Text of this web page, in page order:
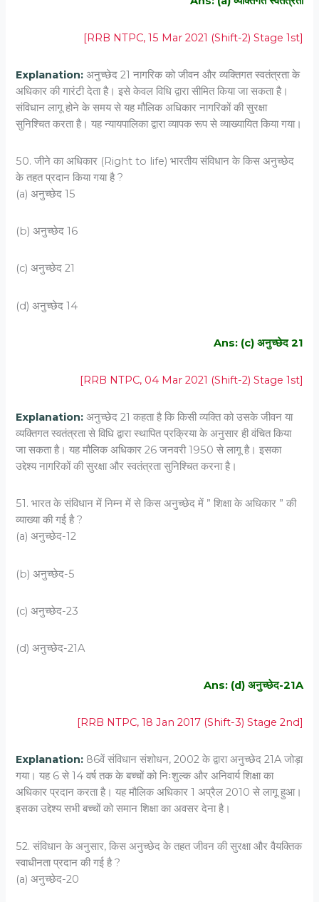
[RRB NTPC, 15 Mar 2021 (Shift-2) Stage 1st]
Explanation: अनुच्छेद 21 नागरिक को जीवन और व्यक्तिगत स्वतंत्रता के
अधिकार की गारंटी देता है। इसे केवल विधि द्वारा सीमित किया जा सकता है।
संविधान लागू होने के समय से यह मौलिक अधिकार नागरिकों की सुरक्षा
सुनिश्चित करता है। यह न्यायपालिका द्वारा व्यापक रूप से व्याख्यायित किया गया।
50. जीने का अधिकार (Right to life) भारतीय संविधान के किस अनुच्छेद
के तहत प्रदान किया गया है ?
(a) अनुच्छेद 15
(b) अनुच्छेद 16
(c) अनुच्छेद 21
(d) अनुच्छेद 14
Ans: (c) अनुच्छेद 21
[RRB NTPC, 04 Mar 2021 (Shift-2) Stage 1st]
Explanation:अनुच्छेद 21 कहता है कि किसी व्यक्ति को उसके जीवन या
व्यक्तिगत स्वतंत्रता से विधि द्वारा स्थापित प्रक्रिया के अनुसार ही वंचित किया
जा सकता है। यह मौलिक अधिकार 26 जनवरी 1950 से लागू है। इसका
उद्देश्य नागरिकों की सुरक्षा और स्वतंत्रता सुनिश्चित करना है।
51. भारत के संविधान में निम्न में से किस अनुच्छेद में ” शिक्षा के अधिकार ” की
व्याख्या की गई है ?
(a) अनुच्छेद-12
(b) अनुच्छेद-5
(c) अनुच्छेद-23
(d) अनुच्छेद-21A
Ans: (d) अनुच्छेद-21A
[RRB NTPC, 18 Jan 2017 (Shift-3) Stage 2nd]
Explanation: 86वें संविधान संशोधन, 2002 के द्वारा अनुच्छेद 21A जोड़ा
गया। यह 6 से 14 वर्ष तक के बच्चों को निःशुल्क और अनिवार्य शिक्षा का
अधिकार प्रदान करता है। यह मौलिक अधिकार 1 अप्रैल 2010 से लागू हुआ।
इसका उद्देश्य सभी बच्चों को समान शिक्षा का अवसर देना है।
52. संविधान के अनुसार, किस अनुच्छेद के तहत जीवन की सुरक्षा और वैयक्तिक
स्वाधीनता प्रदान की गई है ?
(a) अनुच्छेद-20